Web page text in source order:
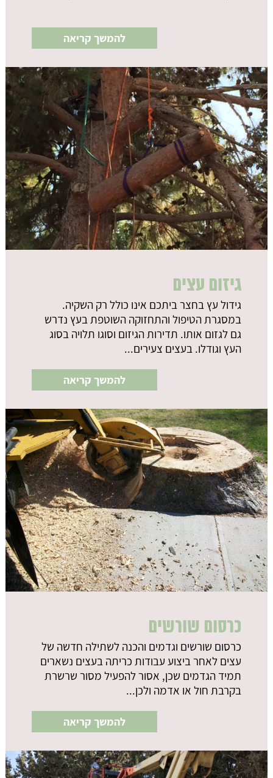
להמשך קריאה
גיזום עצים
גידול עץ בחצר ביתכם אינו כולל רק השקיה.
במסגרת הטיפול והתחזוקה השוטפת בעץ נדרש
גם לגזום אותו. תדירות הגיזום וסוגו תלויה בסוג
העץ וגודלו. בעצים צעירים...
להמשך קריאה
כרסום שורשים
כרסום שורשים וגדמים והכנה לשתילה חדשה של
עצים לאחר ביצוע עבודות כריתה בעצים נשארים
תמיד הגדמים שכן, אסור להפעיל מסור שרשרת
בקרבת חול או אדמה ולכן...
להמשך קריאה